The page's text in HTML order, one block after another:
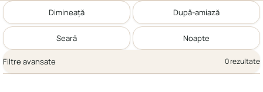
Dimineață După-amiază
Seară Noapte
Filtre avansate 0 rezultate